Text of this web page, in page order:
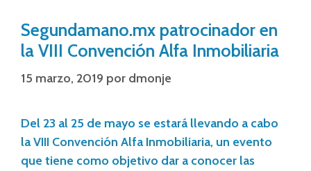
Segundamano.mx patrocinador en
la VIII Convención Alfa Inmobiliaria
15 marzo, 2019 por dmonje
Del 23 al 25 de mayo se estará llevando a cabo
la VIII Convención Alfa Inmobiliaria, un evento
que tiene como objetivo dar a conocer las